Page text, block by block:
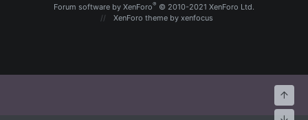
Forum software by XenForo® © 2010-2021 XenForo Ltd.
XenForo theme by xenfocus
Oben